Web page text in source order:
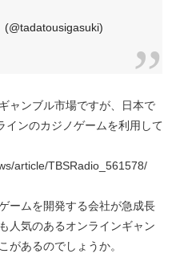
ャンブル市場ですが、日本で
インのカジノゲームを利用して
article/TBSRadio_561578/
ームを開発する会社が急成長
人気のあるオンラインギャン
があるのでしょうか。